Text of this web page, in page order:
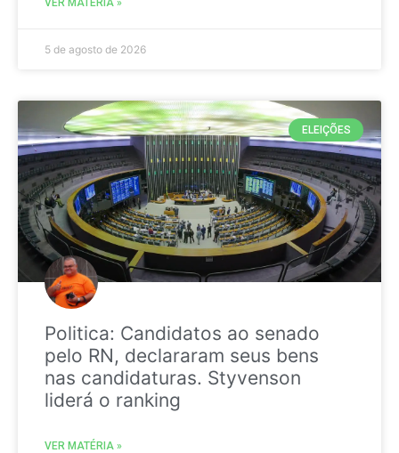
5 de agosto de 2026
ELEIÇÕES
Politica: Candidatos ao senado
pelo RN, declararam seus bens
nas candidaturas. Styvenson
liderá o ranking
VER MATÉRIA »